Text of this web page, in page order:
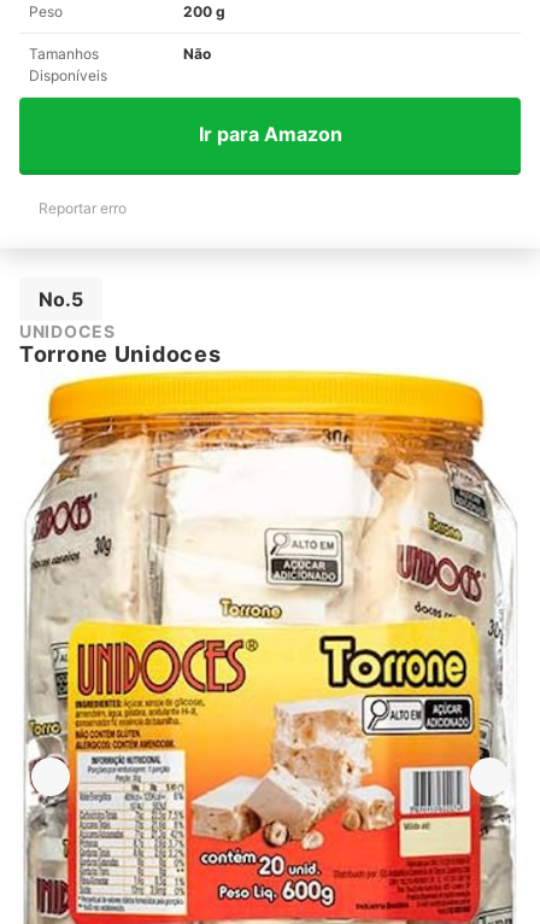
Peso 200 g
Tamanhos
Disponíveis
Não
Ir para Amazon
Reportar erro
No.5
UNIDOCES
Torrone Unidoces